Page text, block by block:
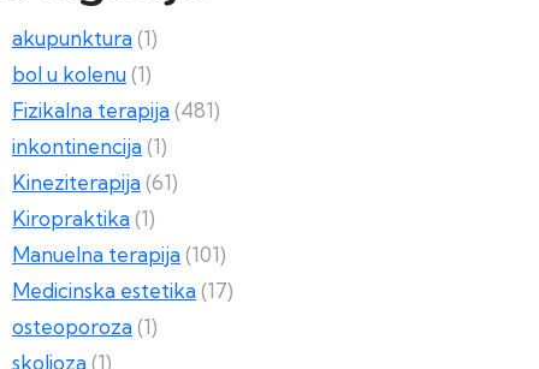
akupunktura (1)
bol u kolenu (1)
Fizikalna terapija (481)
inkontinencija (1)
Kineziterapija (61)
Kiropraktika (1)
Manuelna terapija (101)
Medicinska estetika (17)
osteoporoza (1)
skolioza (1)